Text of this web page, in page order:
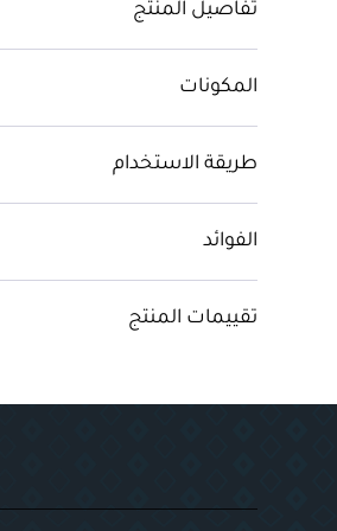
تفاصيل المنتج
المكونات
طريقة الاستخدام
الفوائد
تقييمات المنتج